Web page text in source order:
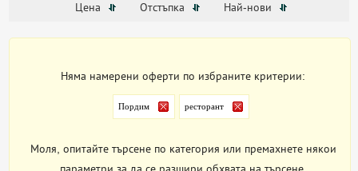
Цена Отстъпка Най-нови
Няма намерени оферти по избраните критерии:
Пордим ресторант
Моля, опитайте търсене по категория или премахнете някои